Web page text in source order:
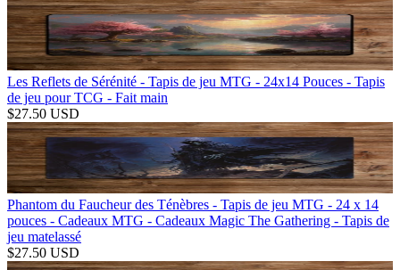
Les Reflets de Sérénité - Tapis de jeu MTG - 24x14 Pouces - Tapis
de jeu pour TCG - Fait main
$27.50 USD
Phantom du Faucheur des Ténèbres - Tapis de jeu MTG - 24 x 14
pouces - Cadeaux MTG - Cadeaux Magic The Gathering - Tapis de
jeu matelassé
$27.50 USD